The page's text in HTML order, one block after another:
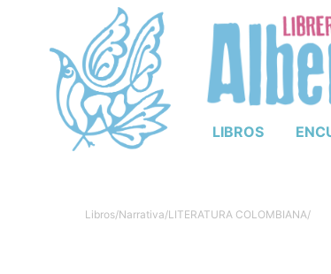
LIBROS
Libros/Narrativa/LITERATURA COLOMBIANA/